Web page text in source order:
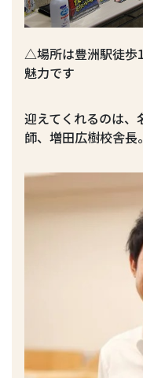
△場所は豊洲駅徒歩
魅力です
迎えてくれるのは、
師、増田広樹校舎長。